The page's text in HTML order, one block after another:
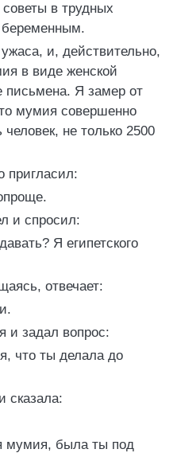
в трудных
беременным.
и, действительно,
в виде женской
письмена. Я замер от
мумия совершенно
не только 2500
пригласил:
и спросил:
Я египетского
отвечает:
и задал вопрос:
что ты делала до
сказала:
мумия, была ты под